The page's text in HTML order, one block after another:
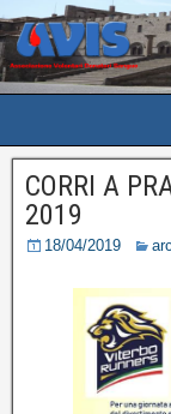
CORRI A
2019
18/04/2019